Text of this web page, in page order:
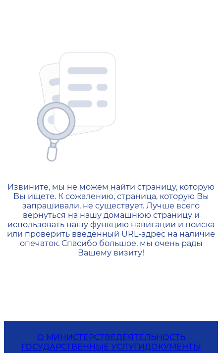
Извините, мы не можем найти страницу, которую
Вы ищете. К сожалению, страница, которую Вы
запрашивали, не существует. Лучше всего
вернуться на нашу домашнюю страницу и
использовать нашу функцию навигации и поиска
или проверить введенный URL-адрес на наличие
опечаток. Спасибо большое, мы очень рады
Вашему визиту!
О МИНИСТЕРСТВЕДЕЯТЕЛЬНОСТЬ
ГОСУДАРСТВЕННЫЕ УСЛУГИДОКУМЕНТЫ